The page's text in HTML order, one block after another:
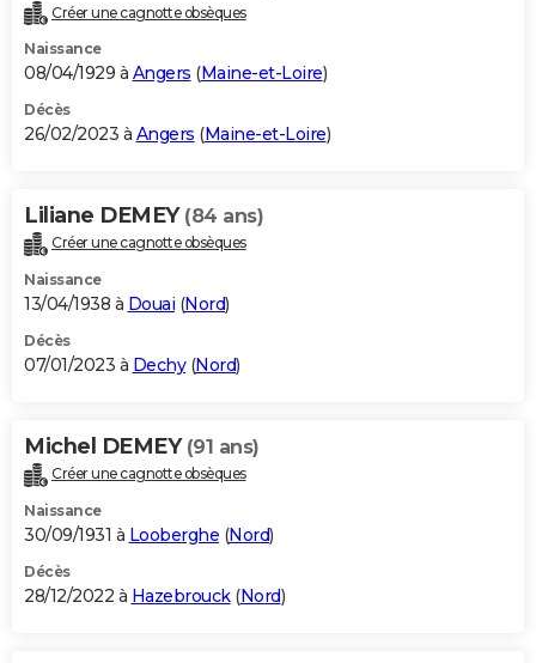
Créer une cagnotte obsèques
Naissance
08/04/1929 à Angers (Maine-et-Loire)
Décès
26/02/2023 à Angers (Maine-et-Loire)
Liliane DEMEY (84 ans)
Créer une cagnotte obsèques
Naissance
13/04/1938 à Douai (Nord)
Décès
07/01/2023 à Dechy(Nord)
Michel DEMEY (91 ans)
Créer une cagnotte obsèques
Naissance
30/09/1931 à Looberghe (Nord)
Décès
28/12/2022 à Hazebrouck(Nord)